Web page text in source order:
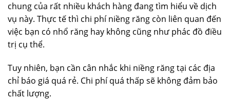
chung của rất nhiều khách hàng đang tìm hiểu về dịch
vụ này. Thực tế thì chi phí niềng răng còn liên quan đến
việc bạn có nhổ răng hay không cũng như phác đồ điều
trị cụ thể.
Tuy nhiên, bạn cần cân nhắc khi niềng răng tại các địa
chỉ báo giá quá rẻ. Chi phí quá thấp sẽ không đảm bảo
chất lượng.